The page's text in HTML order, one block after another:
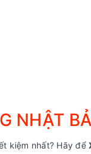
NHẬT
kiệm nhất? Hãy để